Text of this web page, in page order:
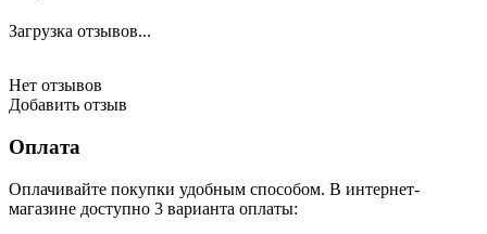
Загрузка отзывов...
Нет отзывов
Добавить отзыв
Оплата
Оплачивайте покупки удобным способом. В интернет-
магазине доступно 3 варианта оплаты: